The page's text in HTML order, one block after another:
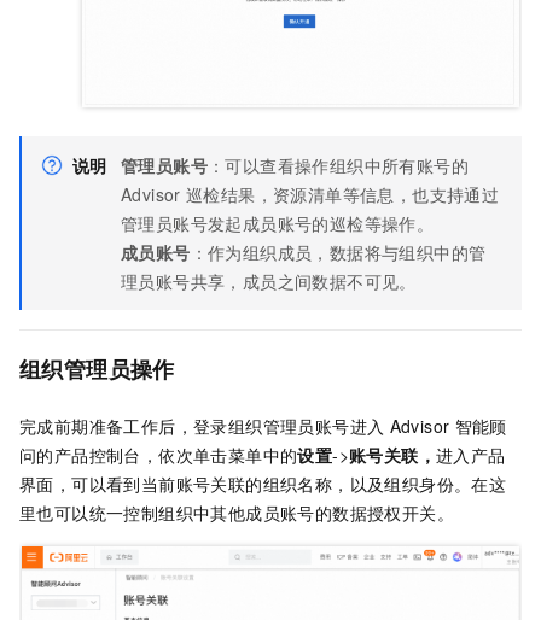
说明 管理员账号 ：可以查看操作组织中所有账号的
Advisor 巡检结果，资源清单等信息，也支持通过
管理员账号发起成员账号的巡检等操作。
成员账号 ：作为组织成员，数据将与组织中的管
理员账号共享，成员之间数据不可见。
组织管理员操作
完成前期准备工作后，登录组织管理员账号进入 Advisor 智能顾
问的产品控制台，依次单击菜单中的设置->账号关联，进入产品
界面，可以看到当前账号关联的组织名称，以及组织身份。在这
里也可以统一控制组织中其他成员账号的数据授权开关。